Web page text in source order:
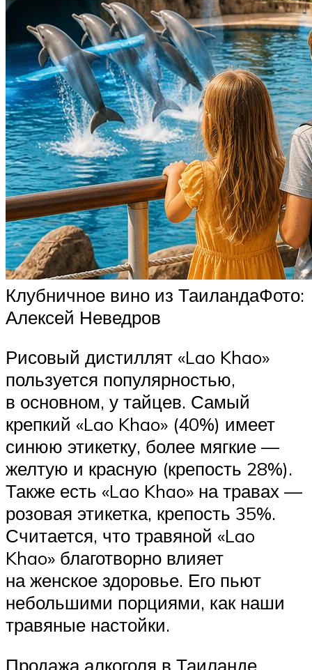
Клубничное вино из ТаиландаФото:
Алексей Неведров
Рисовый дистиллят «Lao Khao»
пользуется популярностью,
в основном, у тайцев. Самый
крепкий «Lao Khao» (40%) имеет
синюю этикетку, более мягкие —
желтую и красную (крепость 28%).
Также есть «Lao Khao» на травах —
розовая этикетка, крепость 35%.
Считается, что травяной «Lao
Khao» благотворно влияет
на женское здоровье. Его пьют
небольшими порциями, как наши
травяные настойки.
Продажа алкоголя в Таиланде